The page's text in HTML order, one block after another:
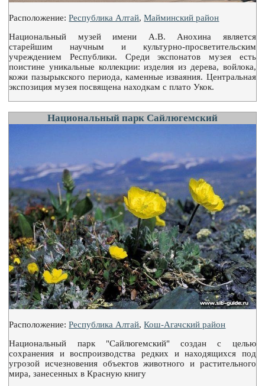
Расположение:Республика Алтай,Майминский район
Национальный музей имени А.В. Анохина является
старейшим научным и культурно-просветительским
учреждением Республики. Среди экспонатов музея есть
поистине уникальные коллекции: изделия из дерева, войлока,
кожи пазырыкского периода, каменные изваяния. Центральная
экспозиция музея посвящена находкам с плато Укок.
Национальный парк Сайлюгемский
Расположение:Республика Алтай,Кош-Агачский район
Национальный парк "Сайлюгемский" создан с целью
сохранения и воспроизводства редких и находящихся под
угрозой исчезновения объектов животного и растительного
мира, занесенных в Красную книгу